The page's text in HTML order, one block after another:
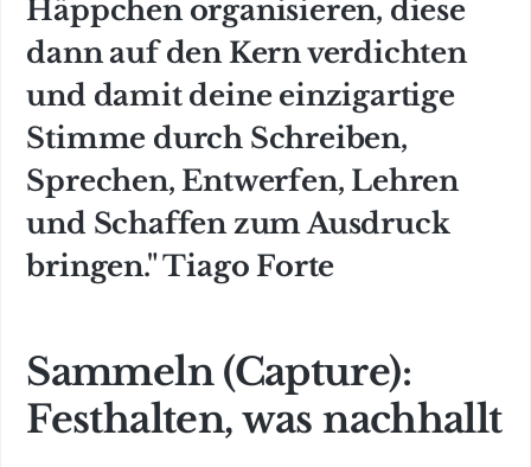
Häppchen organisieren, diese
dann auf den Kern verdichten
und damit deine einzigartige
Stimme durch Schreiben,
Sprechen, Entwerfen, Lehren
und Schaffen zum Ausdruck
bringen." Tiago Forte
Sammeln (Capture):
Festhalten, was nachhallt